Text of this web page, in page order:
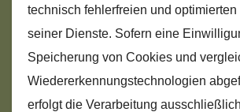
technisch fehlerfreien und
seiner Dienste. Sofern eine
Speicherung von Cookies und
Wiedererkennungstechnologien
erfolgt die Verarbeitung